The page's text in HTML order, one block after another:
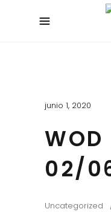
junio 1, 2020
WOD
02/
Uncategorized